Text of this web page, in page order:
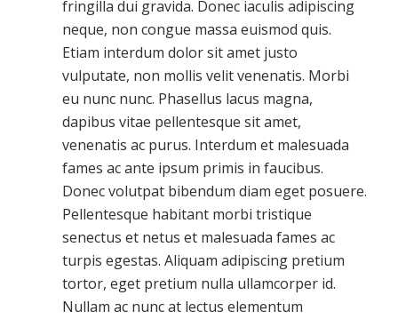
fringilla dui gravida. Donec iaculis adipiscing
neque, non congue massa euismod quis.
Etiam interdum dolor sit amet justo
vulputate, non mollis velit venenatis. Morbi
eu nunc nunc. Phasellus lacus magna,
dapibus vitae pellentesque sit amet,
venenatis ac purus. Interdum et malesuada
fames ac ante ipsum primis in faucibus.
Donec volutpat bibendum diam eget posuere.
Pellentesque habitant morbi tristique
senectus et netus et malesuada fames ac
turpis egestas. Aliquam adipiscing pretium
tortor, eget pretium nulla ullamcorper id.
Nullam ac nunc at lectus elementum